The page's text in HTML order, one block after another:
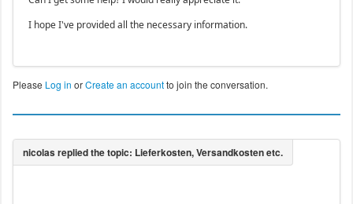
I hope I've provided all the necessary information.
Please Log in orCreate an accountto join the conversation.